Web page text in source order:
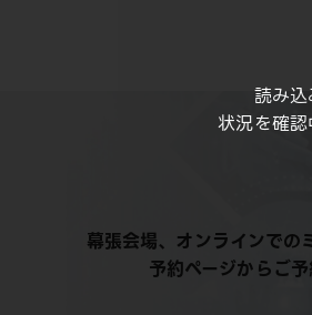
読み
状況を確認
幕張会場、オンラインでの
予約ページからご予